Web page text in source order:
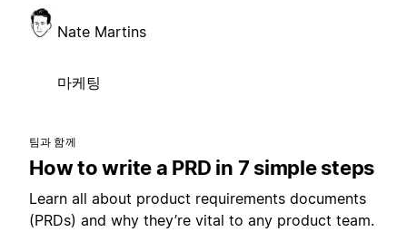
Nate Martins
마케팅
팀과 함께
How to write a PRD in 7 simple steps
Learn all about product requirements documents
(PRDs) and why they’re vital to any product team.